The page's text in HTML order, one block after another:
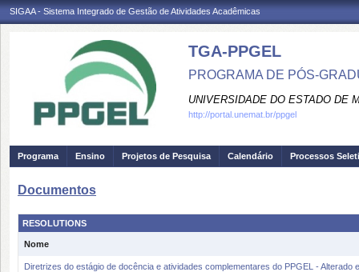
SIGAA - Sistema Integrado de Gestão de Atividades Acadêmicas
TGA-PPGEL
PROGRAMA DE PÓS-
UNIVERSIDADE DO ESTADO DE
http://portal.unemat.br/ppgel
Programa Ensino Projetos de Pesquisa Calendário Processos
Documentos
RESOLUTIONS
Nome
Diretrizes do estágio de docência e atividades complementares do PPGEL - Alterado